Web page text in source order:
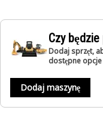
Czy
Dodaj sprzęt,
dostępne
Dodaj maszynę